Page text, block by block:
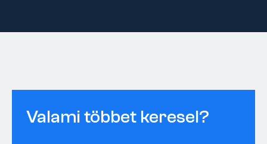
Valami többet keresel?